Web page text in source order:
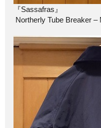
『Sassafras』
Northerly Tube Breaker –